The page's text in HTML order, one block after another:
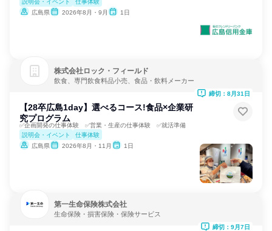
広島県
2026年8月・9月 1日
株式会社ロック・フィールド
飲食、専門飲食料品小売、食品・飲料メーカー
【28卒広島1day】選べるコース!食品×企業研
究プログラム
✅企画開発の仕事体験 ✅営業・生産の仕事体験 ✅就活準備
説明会・イベント
仕事体験
広島県
2026年8月・11月 1日
締切：8月31日
第一生命保険株式会社
生命保険・損害保険・保険サービス
締切：9月7日